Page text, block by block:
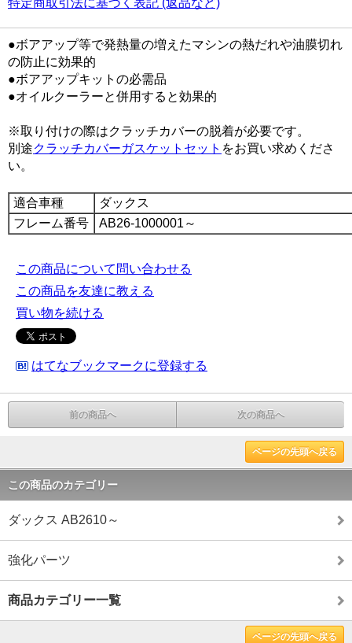
●ボアアップ等で発熱量の増えたマシンの熱だれや油膜切れ
の防止に効果的
●ボアアップキットの必需品
●オイルクーラーと併用すると効果的
※取り付けの際はクラッチカバーの脱着が必要です。
別途クラッチカバーガスケットセット をお買い求めくださ
い。
適合車種
ダックス
フレーム番号
AB26-1000001～
この商品について問い合わせる
この商品を友達に教える
買い物を続ける
はてなブックマークに登録する
前の商品へ 次の商品へ
ページの先頭へ戻る
この商品のカテゴリー
ダックス AB2610～
強化パーツ
商品カテゴリー一覧
ページの先頭へ戻る